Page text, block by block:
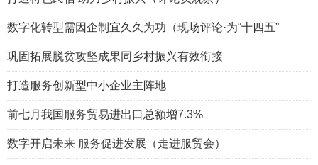
数字化转型需因企制宜久久为功（现场评论·为“十四五”
巩固拓展脱贫攻坚成果同乡村振兴有效衔接
打造服务创新型中小企业主阵地
前七月我国服务贸易进出口总额增7.3%
数字开启未来 服务促进发展（走进服贸会）